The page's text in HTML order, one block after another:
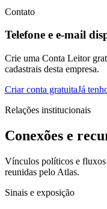
Contato
Telefone e e-mail
Crie uma Conta Leitor
cadastrais desta empresa.
Criar conta gratuitaJá
Relações institucionais
Conexões e
Vínculos políticos e fluxos
reunidas pelo Atlas.
Sinais e exposição